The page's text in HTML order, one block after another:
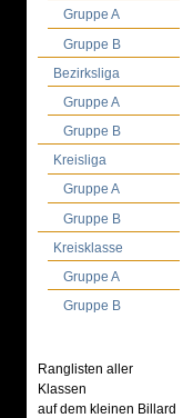
Gruppe A
Gruppe B
Bezirksliga
Gruppe A
Gruppe B
Kreisliga
Gruppe A
Gruppe B
Kreisklasse
Gruppe A
Gruppe B
Ranglisten aller
Klassen
auf dem kleinen Billard